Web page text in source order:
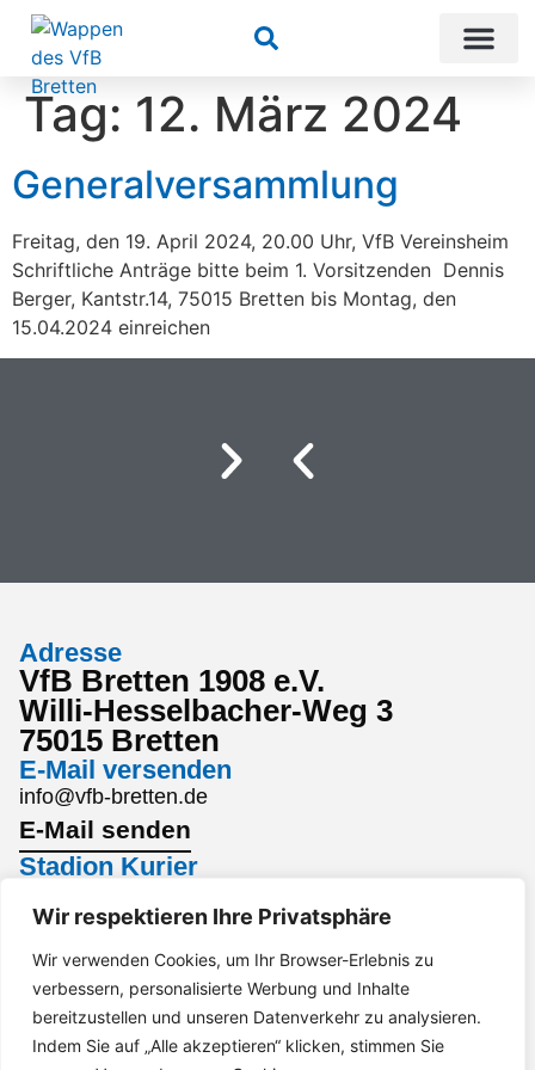
Wir respektieren Ihre Privatsphäre
Wir verwenden Cookies, um Ihr Browser-Erlebnis zu
verbessern, personalisierte Werbung und Inhalte
bereitzustellen und unseren Datenverkehr zu analysieren.
Indem Sie auf „Alle akzeptieren“ klicken, stimmen Sie
Suchen
Tag: 12. März 2024
Generalversammlung
Freitag, den 19. April 2024, 20.00 Uhr, VfB Vereinsheim
Schriftliche Anträge bitte beim 1. Vorsitzenden Dennis
Berger, Kantstr.14, 75015 Bretten bis Montag, den
15.04.2024 einreichen
Adresse
VfB Bretten 1908 e.V.
Willi-Hesselbacher-Weg 3
75015 Bretten
E-Mail versenden
info@vfb-bretten.de
E-Mail senden
Stadion Kurier
Stadion Kurier
Interesse an einem Sponsoring?
Gerne per Mail an marketing@vfb-bretten.de.
Anfrage senden